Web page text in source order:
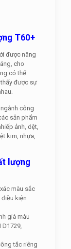
T60+
được nâng
cho
có thể
được sự
công
sản phẩm
ảnh, dệt,
kim, nhựa,
lượng
màu sắc
kiện
giá màu
tắc riêng